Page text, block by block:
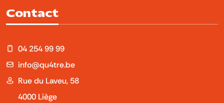
Contact
04 254 99 99
info@qu4tre.be
Rue du Laveu, 58
4000 Liège